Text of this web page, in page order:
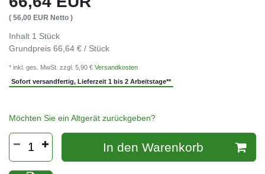
( 56,00 EUR Netto )
Inhalt 1 Stück
Grundpreis 66,64 € / Stück
* inkl. ges. MwSt. zzgl. 5,90 € Versandkosten
Sofort versandfertig, Lieferzeit 1 bis 2 Arbeitstage**
Möchten Sie ein Altgerät zurückgeben?
In den Warenkorb